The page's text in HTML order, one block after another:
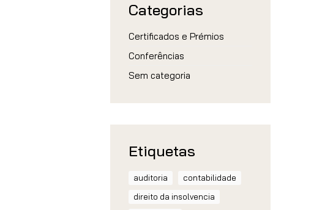
Categorias
Certificados e Prémios
Conferências
Sem categoria
Etiquetas
auditoria
contabilidade
direito da insolvencia